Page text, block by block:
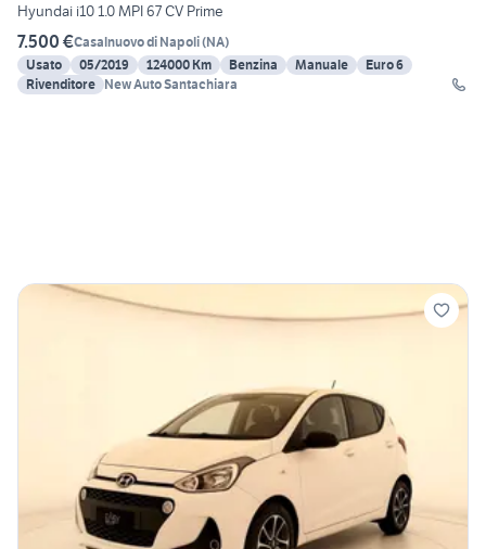
Hyundai i10 1.0 MPI 67 CV Prime
7.500 €Casalnuovo di Napoli(NA)
Usato
05/2019 124000 Km Benzina Manuale
Euro 6
Rivenditore New Auto Santachiara